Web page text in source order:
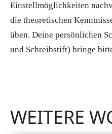
Einstellmöglichkeiten
die theoretischen
üben. Deine persönlichen
und Schreibstift) bringe
WEITERE